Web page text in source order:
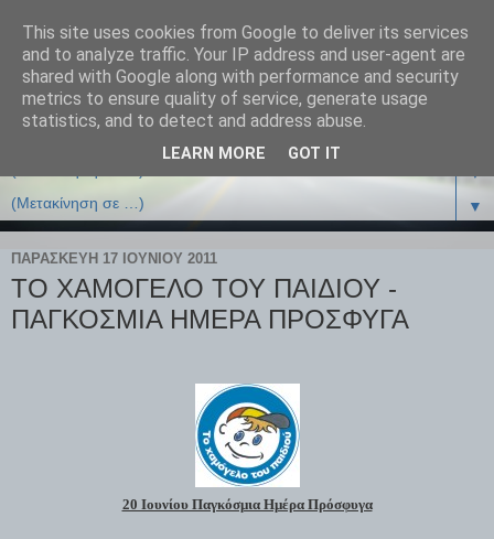
▼
▼
ΠΑΡΑΣΚΕΥΉ 17 ΙΟΥΝΊΟΥ 2011
ΤΟ ΧΑΜΟΓΕΛΟ ΤΟΥ ΠΑΙΔΙΟΥ -
ΠΑΓΚΟΣΜΙΑ ΗΜΕΡΑ ΠΡΟΣΦΥΓΑ
20 Ιουνίου Παγκόσμια Ημέρα Πρόσφυγα
This site uses cookies from Google to deliver its services
and to analyze traffic. Your IP address and user-agent are
shared with Google along with performance and security
metrics to ensure quality of service, generate usage
statistics, and to detect and address abuse.
LEARN MORE GOT IT